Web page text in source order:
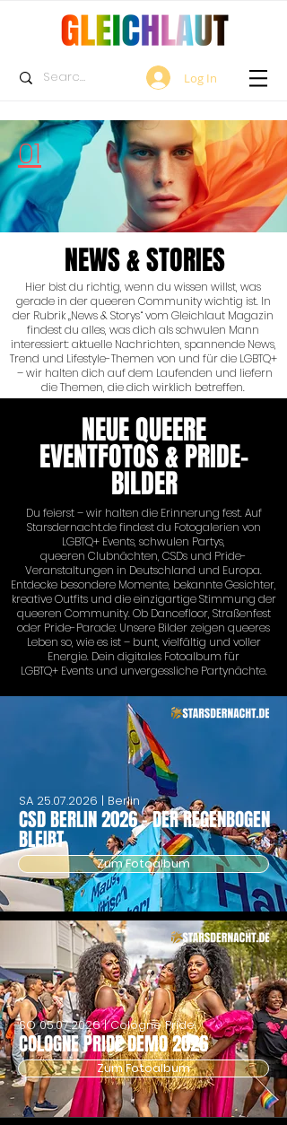
Log In
01
NEWS & STORIES
Hier bist du richtig, wenn du wissen willst, was
gerade in der queeren Community wichtig ist. In
der Rubrik „News & Storys“ vom Gleichlaut Magazin
findest du alles, was dich als schwulen Mann
interessiert: aktuelle Nachrichten, spannende News,
Trend und Lifestyle-Themen von und für die LGBTQ+
– wir halten dich auf dem Laufenden und liefern
die Themen, die dich wirklich betreffen.
NEUE QUEERE
EVENTFOTOS & PRIDE-
BILDER
Du feierst – wir halten die Erinnerung fest. Auf
Starsdernacht.de findest du Fotogalerien von
LGBTQ+ Events, schwulen Partys,
queeren Clubnächten, CSDs und Pride-
Veranstaltungen in Deutschland und Europa.
Entdecke besondere Momente, bekannte Gesichter,
kreative Outfits und die einzigartige Stimmung der
queeren Community. Ob Dancefloor, Straßenfest
oder Pride-Parade: Unsere Bilder zeigen queeres
Leben so, wie es ist – bunt, vielfältig und voller
Energie. Dein digitales Fotoalbum für
LGBTQ+ Events und unvergessliche Partynächte.
CSD BERLIN 2026 - DER REGENBOGEN
BLEIBT
SA 25.07.2026 | Berlin
Zum Fotoalbum
COLOGNE PRIDE DEMO 2026
SO05.07.2026| Cologne Pride
Zum Fotoalbum